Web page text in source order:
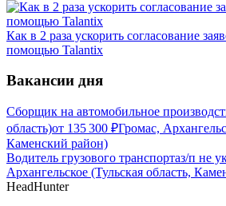
Как в 2 раза ускорить согласование
помощью Talantix
Вакансии дня
Сборщик на автомобильное
область)от 135 300 ₽Громас,
Каменский район)
Водитель грузового транспортаз/п не
Архангельское (Тульская область,
HeadHunter